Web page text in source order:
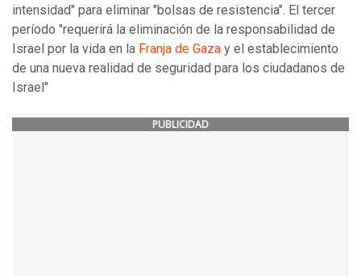
intensidad" para eliminar "bolsas de resistencia". El tercer
período "requerirá la eliminación de la responsabilidad de
Israel por la vida en la Franja de Gaza y el establecimiento
de una nueva realidad de seguridad para los ciudadanos de
Israel"
PUBLICIDAD